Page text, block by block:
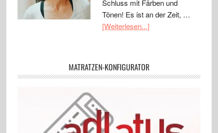
Schluss mit Färben und
Tönen! Es ist an der Zeit, …
[Weiterlesen...]
MATRATZEN-KONFIGURATOR